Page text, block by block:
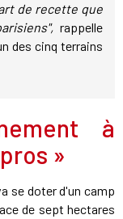
de recette que
rappelle
des cinq terrains
à
»
se doter d'un camp
de sept hectares